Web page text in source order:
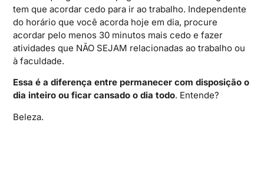
tem que acordar cedo para ir ao trabalho. Independente
do horário que você acorda hoje em dia, procure
acordar pelo menos 30 minutos mais cedo e fazer
atividades que NÃO SEJAM relacionadas ao trabalho ou
à faculdade.
Essa é a diferença entre permanecer com disposição o
dia inteiro ou ficar cansado o dia todo. Entende?
Beleza.